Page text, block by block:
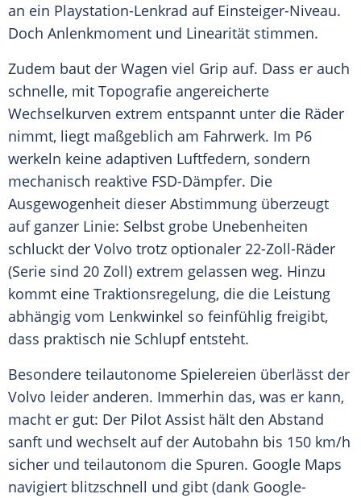
an ein Playstation-Lenkrad auf Einsteiger-Niveau.
Doch Anlenkmoment und Linearität stimmen.
Zudem baut der Wagen viel Grip auf. Dass er auch
schnelle, mit Topografie angereicherte
Wechselkurven extrem entspannt unter die Räder
nimmt, liegt maßgeblich am Fahrwerk. Im P6
werkeln keine adaptiven Luftfedern, sondern
mechanisch reaktive FSD-Dämpfer. Die
Ausgewogenheit dieser Abstimmung überzeugt
auf ganzer Linie: Selbst grobe Unebenheiten
schluckt der Volvo trotz optionaler 22-Zoll-Räder
(Serie sind 20 Zoll) extrem gelassen weg. Hinzu
kommt eine Traktionsregelung, die die Leistung
abhängig vom Lenkwinkel so feinfühlig freigibt,
dass praktisch nie Schlupf entsteht.
Besondere teilautonome Spielereien überlässt der
Volvo leider anderen. Immerhin das, was er kann,
macht er gut: Der Pilot Assist hält den Abstand
sanft und wechselt auf der Autobahn bis 150 km/h
sicher und teilautonom die Spuren. Google Maps
navigiert blitzschnell und gibt (dank Google-